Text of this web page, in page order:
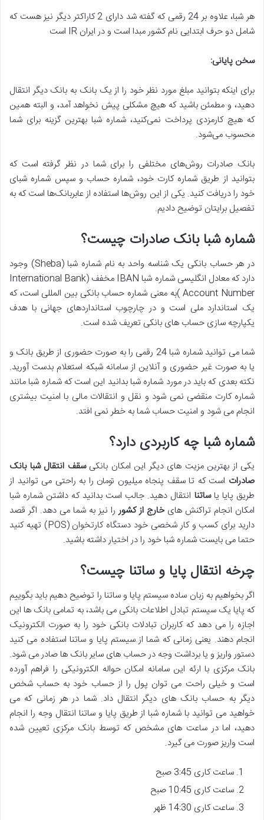
هر شبا، علاوه بر 24 رقمی که گفته شد دارای 2 کاراکتر دیگر نیز هست که
شامل دو حرف ابتدایی نام کشور مبدا است و در ایران IR است
سخن پایانی:
برای اینکه بتوانید مبلغ مورد نظر خود را از یک بانک به بانک دیگر انتقال
دهید، و مطمئن باشید که هیچ مشکلی پیش نخواهد آمد، و البته همین
که هیچ کارمزدی پرداخت نمی‌کنید، شماره شبا بهترین گزینه برای شما
محسوب می‌شود.
بانک صادرات روش‌های مختلفی را برای شما در نظر گرفته است که
بتوانید از طریق شماره کارت خود، شماره حساب و سپس شماره شبای
خود را دریافت کنید. یکی از این روش‌ها استفاده از عابربانک‌ها است که به
تفصیل برایتان توضیح دادیم.
شماره شبا بانک صادرات چیست؟
در هر حساب بانکی یک شناسه واحد به نام شماره شبا (Sheba) وجود
دارد که معادل انگلیسی شماره شبا IBAN مخفف (International Bank
Account Number )به معنی شماره حساب بانکی بین المللی است، که
یک استاندارد ملی است و در چارچوب استانداردهای جهانی با هدف
یکپارچه سازی حساب های بانکی تعریف شده است.
شما می توانید شماره شبا 24 رقمی را به صورت حضوری از طریق بانک و
یا به صورت غیر حضوری و آنلاین از سامانه شبکه استعلام بدست آورید.
نکته بعدی که باید در مورد شماره شبا بدانید این است که شماره شبا مانند
شماره کارت منقضی نمی شود و نقل و انتقالات مالی با امنیت بیشتری
انجام می شود و امنیت حساب شما به خطر نمی افتد.
شماره شبا چه کاربردی دارد؟
یکی از بهترین مزیت های دیگر این امکان بانکیسقف انتقال شبا بانک
صادرات است که تا سقف پنجاه میلیون تومان را به راحتی می توانید از
طریق پایا یاساتنا انتقال دهید. جالب است بدانید که داشتن شماره شبا
امکان انجام تراکنش هایخارج از کشوررا نیز به شما می دهد. اگر قصد
دارید برای کسب و کار شخصی خود دستگاه کارتخوان (POS) تهیه کنید
حتما می بایست شماره شبا خود را در اختیار داشته باشید.
چرخه انتقال پایا و ساتنا چیست؟
اگر بخواهیم به زبان ساده سیستم پایا و ساتنا را توضیح دهیم باید بگوییم
که پایا یک سیستم تبادل اطلاعات بانکی می باشد، به تمامی بانک ها این
اجازه را می دهد که کاربران تبادلات بانکی خود را به صورت الکترونیک
انجام دهند. یعنی زمانی که شما از سیستم پایا و ساتنا استفاده می کنید
دستور واریز و یا برداشت وجه در حساب های سایر بانک ها صادر می شود.
بانک مرکزی با ارئه این سامانه امکان حواله الکترونیکی را فراهم آورده
است و خیلی راحت می توان پول را از حساب خود به حساب شخص
دیگر به حساب بانک های دیگر انتقال داد. شما در هر زمانی که می
خواهید می توانید با شماره شبا از طریق پایا و ساتنا انتقال وجه را انجام
دهید، اما در ساعت های مشخص که توسط بانک مرکزی تعیین شده
است واریز صورت می گیرد.
ساعت کاری 3:45 صبح
ساعت کاری 10:45 صبح
ساعت کاری 14:30 ظهر